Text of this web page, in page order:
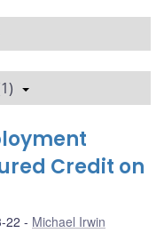
Credit on
22 Michael Irwin